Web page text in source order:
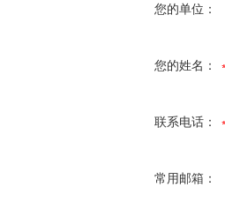
您的单位：
您的姓名：
联系电话：
常用邮箱：